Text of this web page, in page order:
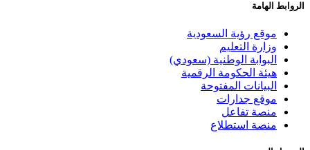
الروابط الهامة
موقع رؤية السعودية
وزارة التعليم
البوابة الوطنية (سعودي)
هيئة الحكومة الرقمية
البيانات المفتوحة
موقع جدارات
منصة تفاعل
منصة استطلاع